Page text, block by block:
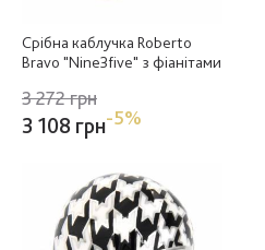
Срібна каблучка Roberto
Bravo "Nine3five" з фіанітами
3 272 грн
3 108 грн-5%